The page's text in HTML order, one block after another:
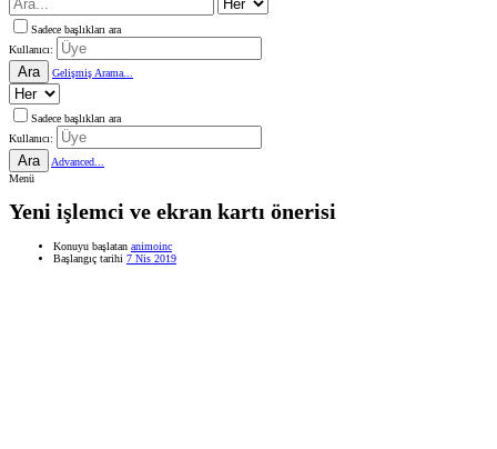
Sadece başlıkları ara
Kullanıcı:
Ara Gelişmiş Arama...
Sadece başlıkları ara
Kullanıcı:
Ara
Advanced...
Menü
Yeni işlemci ve ekran kartı önerisi
Konuyu başlatan animoinc
Başlangıç tarihi 7 Nis 2019